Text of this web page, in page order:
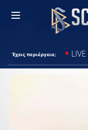
Έχεις περιέργεια; LIVE